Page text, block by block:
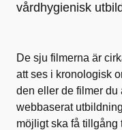
vårdhygienisk
De sju filmerna är
att ses i kronologisk
den eller de filmer du
webbaserat
möjligt ska få